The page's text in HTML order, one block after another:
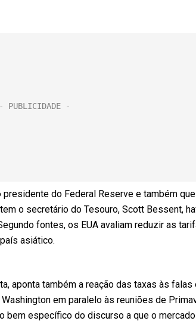
do Federal Reserve e também
o secretário do Tesouro, Scott Bessent,
fontes, os EUA avaliam reduzir as
asiático.
aponta também a reação das taxas às falas
em paralelo às reuniões de
bem específico do discurso a que o